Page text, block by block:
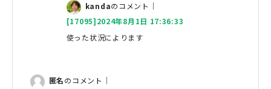
kandaのコメント｜
[17095]2024年8月1日 17:36:33
使った状況によります
匿名のコメント｜